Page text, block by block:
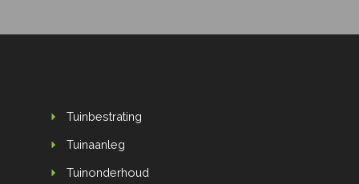
Tuinbestrating
Tuinaanleg
Tuinonderhoud